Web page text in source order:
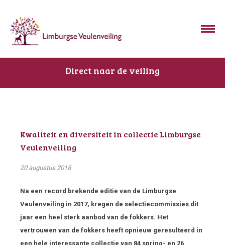
Direct naar de veiling
Kwaliteit en diversiteit in collectie Limburgse
Veulenveiling
20 augustus 2018
Na een record brekende editie van de Limburgse
Veulenveiling in 2017, kregen de selectiecommissies dit
jaar een heel sterk aanbod van de fokkers. Het
vertrouwen van de fokkers heeft opnieuw geresulteerd in
een hele interessante collectie van 84 spring- en 26